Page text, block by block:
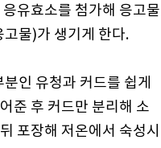
유효소를 첨가해 응고물
물)가 생기게 한다.
인 유청과 커드를 쉽게
준 후 커드만 분리해 소
포장해 저온에서 숙성시